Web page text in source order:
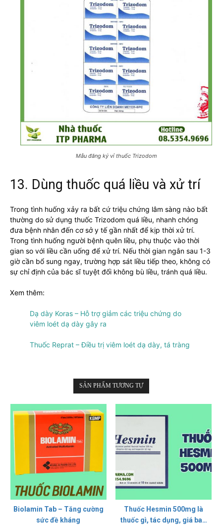
Mẫu đăng ký vỉ thuốc Trizodom
13. Dùng thuốc quá liều và xử trí
Trong tình huống xảy ra bất cứ triệu chứng lâm sàng nào bất
thường do sử dụng thuốc Trizodom quá liều, nhanh chóng
đưa bệnh nhân đến cơ sở y tế gần nhất để kịp thời xử trí.
Trong tình huống người bệnh quên liều, phụ thuộc vào thời
gian so với liều cần uống để xử trí. Nếu thời gian ngắn sau 1-3
giờ cần bổ sung ngay, trường hợp sát liều tiếp theo, không có
sự chỉ định của bác sĩ tuyệt đối không bù liều, tránh quá liều.
Xem thêm:
Dạ dày Koras – Hỗ trợ giảm các triệu chứng do
viêm loét dạ dày gây ra
Thuốc Reprat – Điều trị viêm loét dạ dày, tá tràng
SẢN PHẨM TƯƠNG TỰ
Biolamin Tab – Tăng cường
sức đề kháng
Thuốc Hesmin 500mg là
thuốc gì, tác dụng, giá bao